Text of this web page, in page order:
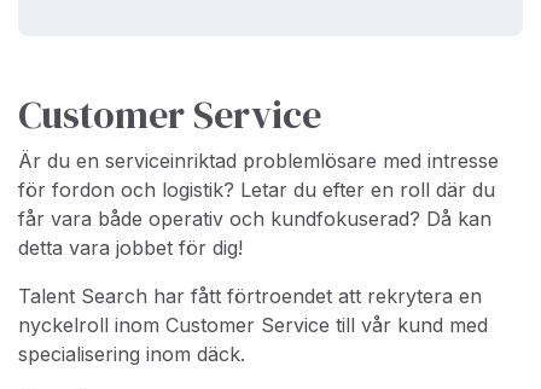
Customer Service
Är du en serviceinriktad problemlösare med intresse
för fordon och logistik? Letar du efter en roll där du
får vara både operativ och kundfokuserad? Då kan
detta vara jobbet för dig!
Talent Search har fått förtroendet att rekrytera en
nyckelroll inom Customer Service till vår kund med
specialisering inom däck.